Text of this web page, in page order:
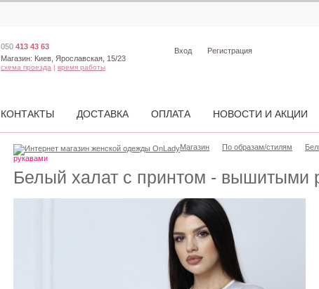
Белый халат c принтом - вышитыми
Магазин По образам/стилям
рукавами
050 413 43 63
Магазин: Киев, Ярославская, 15/23
схема проезда | время работы
Вход Регистрация
КОНТАКТЫ ДОСТАВКА ОПЛАТА НОВОСТИ И АКЦИИ